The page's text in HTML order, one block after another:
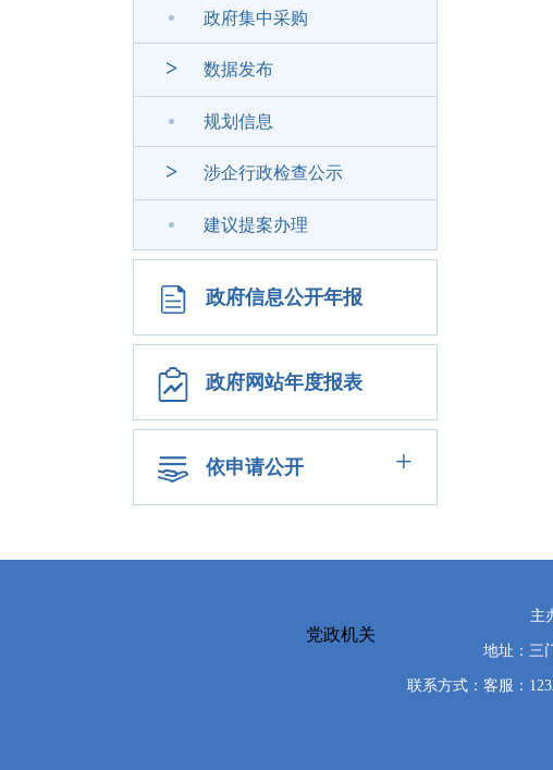
政府集中采购
> 数据发布
规划信息
> 涉企行政检查公示
建议提案办理
政府信息公开年报
政府网站年度报表
依申请公开 +
党政机关
主
地址：三
联系方式：客服：